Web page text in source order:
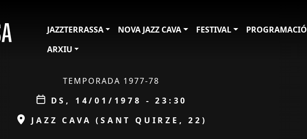
JAZZTERRASSA
NOVA JAZZ CAVA FESTIVAL PROGRAMACIÓ
ARXIU
TEMPORADA 1977-78
Data
DS, 14/01/1978 - 23:30
ESPAI
JAZZ CAVA (SANT QUIRZE, 22)